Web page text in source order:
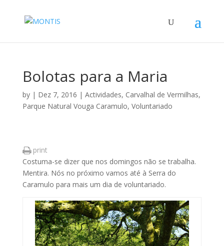
Bolotas para a Maria
by | Dez 7, 2016 | Actividades, Carvalhal de Vermilhas,
Parque Natural Vouga Caramulo, Voluntariado
print
Costuma-se dizer que nos domingos não se trabalha.
Mentira. Nós no próximo vamos até à Serra do
Caramulo para mais um dia de voluntariado.